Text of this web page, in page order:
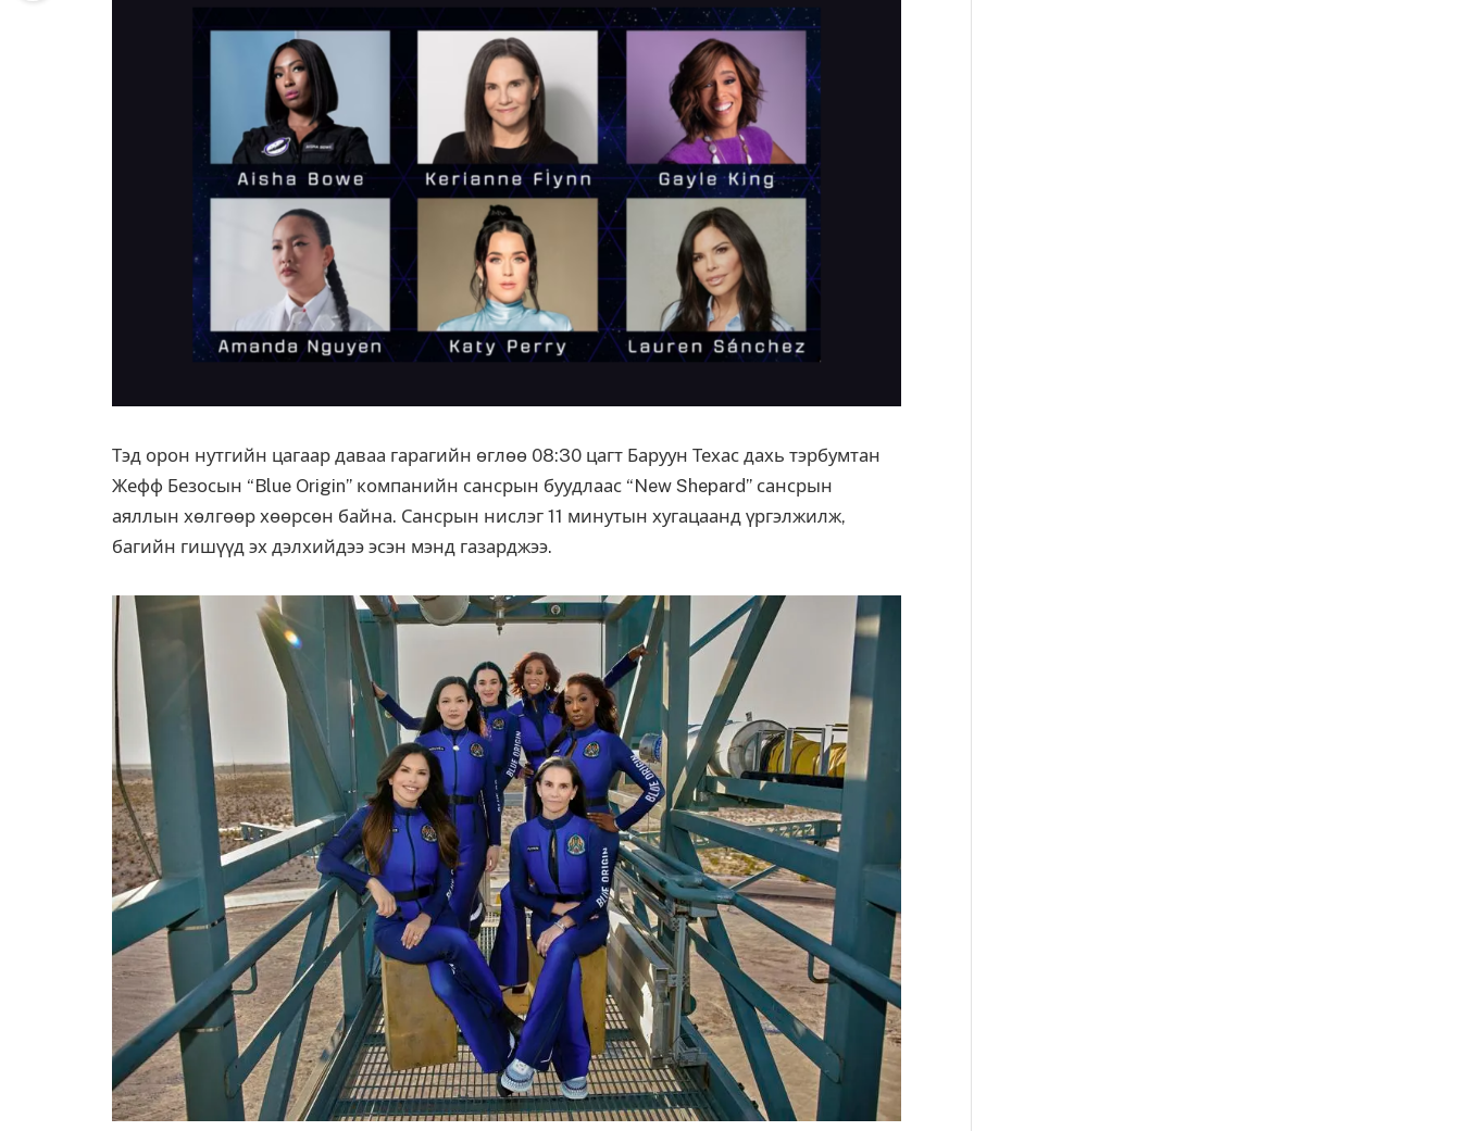
Тэд орон нутгийн цагаар даваа гарагийн өглөө 08:30 цагт Баруун Техас дахь тэрбумтан
Жефф Безосын “Blue Origin” компанийн сансрын буудлаас “New Shepard” сансрын
аяллын хөлгөөр хөөрсөн байна. Сансрын нислэг 11 минутын хугацаанд үргэлжилж,
багийн гишүүд эх дэлхийдээ эсэн мэнд газарджээ.